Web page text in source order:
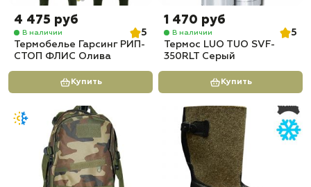
4 475 руб
В наличии
5
Термобелье Гарсинг РИП-
СТОП ФЛИС Олива
Купить
1 470 руб
В наличии
5
Термос LUO TUO SVF-
350RLT Серый
Купить